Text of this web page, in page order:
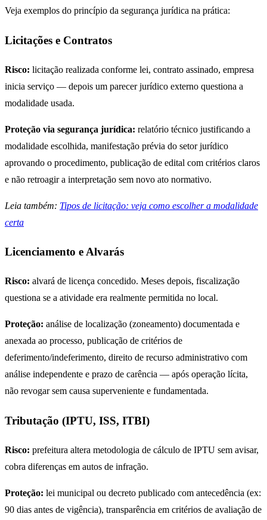
Veja exemplos do princípio da segurança jurídica na prática:
Licitações e Contratos
Risco: licitação realizada conforme lei, contrato assinado, empresa
inicia serviço — depois um parecer jurídico externo questiona a
modalidade usada.
Proteção via segurança jurídica: relatório técnico justificando a
modalidade escolhida, manifestação prévia do setor jurídico
aprovando o procedimento, publicação de edital com critérios claros
e não retroagir a interpretação sem novo ato normativo.
Leia também: Tipos de licitação: veja como escolher a modalidade
certa
Licenciamento e Alvarás
Risco: alvará de licença concedido. Meses depois, fiscalização
questiona se a atividade era realmente permitida no local.
Proteção: análise de localização (zoneamento) documentada e
anexada ao processo, publicação de critérios de
deferimento/indeferimento, direito de recurso administrativo com
análise independente e prazo de carência — após operação lícita,
não revogar sem causa superveniente e fundamentada.
Tributação (IPTU, ISS, ITBI)
Risco: prefeitura altera metodologia de cálculo de IPTU sem avisar,
cobra diferenças em autos de infração.
Proteção: lei municipal ou decreto publicado com antecedência (ex:
90 dias antes de vigência), transparência em critérios de avaliação de